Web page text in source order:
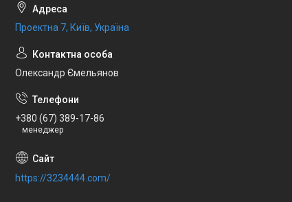
Проектна 7, Київ, Україна
Олександр Ємельянов
+380 (67) 389-17-86
менеджер
https://3234444.com/